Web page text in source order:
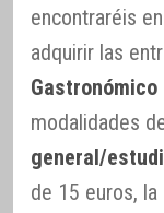
encontraréis
adquirir las
Gastronómico
modalidades
general/
de 15 euros, la